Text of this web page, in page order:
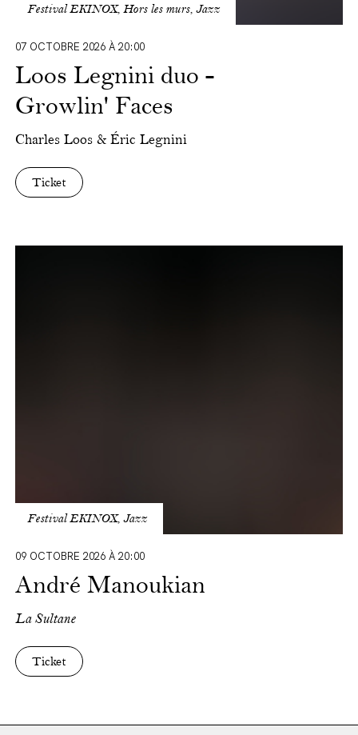
Festival EKINOX, Hors les murs, Jazz
07 OCTOBRE 2026 À 20:00
Loos Legnini duo -
Growlin' Faces
Charles Loos & Éric Legnini
Ticket
Festival EKINOX, Jazz
09 OCTOBRE 2026 À 20:00
André Manoukian
LaSultane
Ticket